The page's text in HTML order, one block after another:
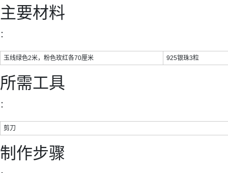
主要材料
：
玉线绿色2米，粉色玫红各70厘米 925银珠3粒
所需工具
：
剪刀
制作步骤